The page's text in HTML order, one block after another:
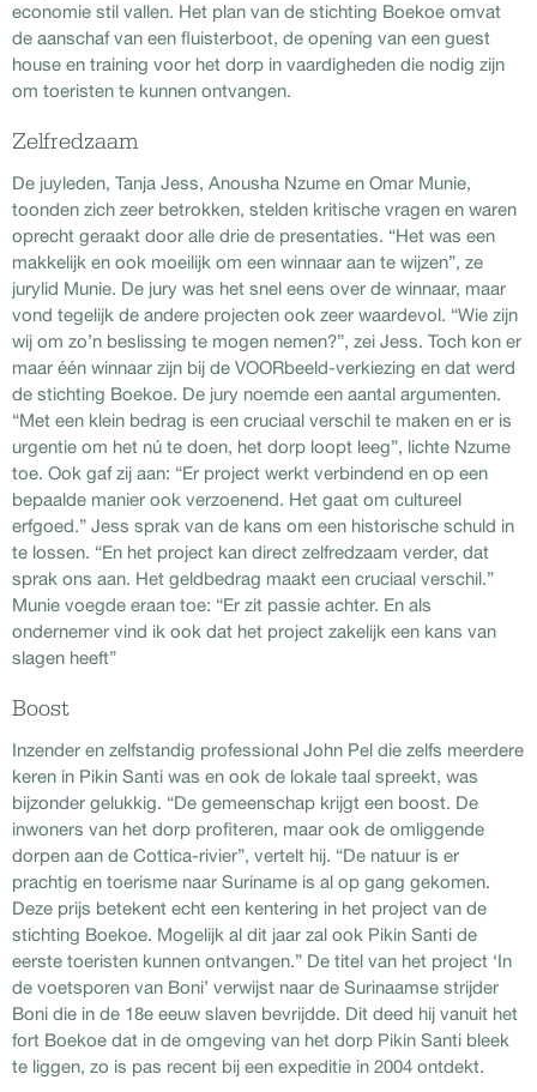
economie stil vallen. Het plan van de stichting Boekoe omvat
de aanschaf van een fluisterboot, de opening van een guest
house en training voor het dorp in vaardigheden die nodig zijn
om toeristen te kunnen ontvangen.
Zelfredzaam
De juyleden, Tanja Jess, Anousha Nzume en Omar Munie,
toonden zich zeer betrokken, stelden kritische vragen en waren
oprecht geraakt door alle drie de presentaties. “Het was een
makkelijk en ook moeilijk om een winnaar aan te wijzen”, ze
jurylid Munie. De jury was het snel eens over de winnaar, maar
vond tegelijk de andere projecten ook zeer waardevol. “Wie zijn
wij om zo’n beslissing te mogen nemen?”, zei Jess. Toch kon er
maar één winnaar zijn bij de VOORbeeld-verkiezing en dat werd
de stichting Boekoe. De jury noemde een aantal argumenten.
“Met een klein bedrag is een cruciaal verschil te maken en er is
urgentie om het nú te doen, het dorp loopt leeg”, lichte Nzume
toe. Ook gaf zij aan: “Er project werkt verbindend en op een
bepaalde manier ook verzoenend. Het gaat om cultureel
erfgoed.” Jess sprak van de kans om een historische schuld in
te lossen. “En het project kan direct zelfredzaam verder, dat
sprak ons aan. Het geldbedrag maakt een cruciaal verschil.”
Munie voegde eraan toe: “Er zit passie achter. En als
ondernemer vind ik ook dat het project zakelijk een kans van
slagen heeft”
Boost
Inzender en zelfstandig professional John Pel die zelfs meerdere
keren in Pikin Santi was en ook de lokale taal spreekt, was
bijzonder gelukkig. “De gemeenschap krijgt een boost. De
inwoners van het dorp profiteren, maar ook de omliggende
dorpen aan de Cottica-rivier”, vertelt hij. “De natuur is er
prachtig en toerisme naar Suriname is al op gang gekomen.
Deze prijs betekent echt een kentering in het project van de
stichting Boekoe. Mogelijk al dit jaar zal ook Pikin Santi de
eerste toeristen kunnen ontvangen.” De titel van het project ‘In
de voetsporen van Boni’ verwijst naar de Surinaamse strijder
Boni die in de 18e eeuw slaven bevrijdde. Dit deed hij vanuit het
fort Boekoe dat in de omgeving van het dorp Pikin Santi bleek
te liggen, zo is pas recent bij een expeditie in 2004 ontdekt.